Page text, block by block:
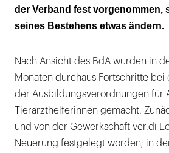
der Verband fest vorgenommen,
seines Bestehens etwas ändern.
Nach Ansicht des BdA wurden in
Monaten durchaus Fortschritte bei
der Ausbildungsverordnungen für
Tierarzthelferinnen gemacht.
und von der Gewerkschaft ver.di
Neuerung festgelegt worden; in